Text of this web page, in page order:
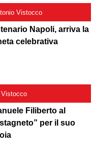
Vistocco
Napoli, arriva la
celebrativa
Vistocco
Filiberto al
per il suo